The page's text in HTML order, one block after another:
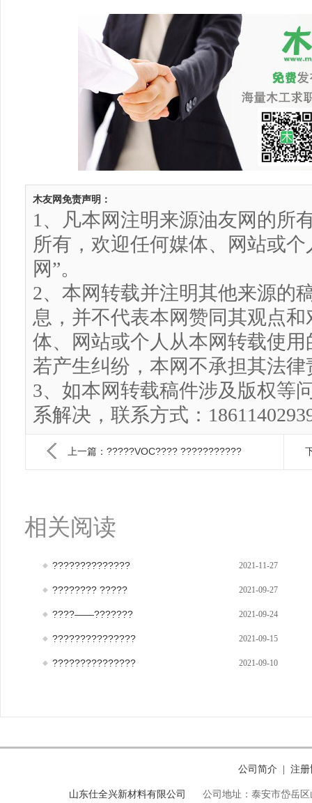
木友网免责声明：
1、凡本网注明来源油友网的所
所有，欢迎任何媒体、网站或
网”。
2、本网转载并注明其他来源的
息，并不代表本网赞同其观点
体、网站或个人从本网转载使
若产生纠纷，本网不承担其法律
3、如本网转载稿件涉及版权等
系解决，联系方式：
上一篇：?????VOC???? ???????????
相关阅读
?????????????? 2021-11-27
???????? ????? 2021-09-27
????——??????? 2021-09-24
??????????????? 2021-09-15
??????????????? 2021-09-10
公司简介 注册
山东仕全兴新材料有限公司 公司地址：泰安市岱岳